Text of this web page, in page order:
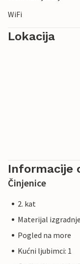
WiFi
Lokacija
Informacije
Činjenice
2. kat
Materijal
Pogled na more
Kućni ljubimci: 1